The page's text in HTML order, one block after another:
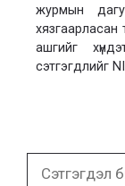
журмын
ашгийг
сэтгэгдлийг